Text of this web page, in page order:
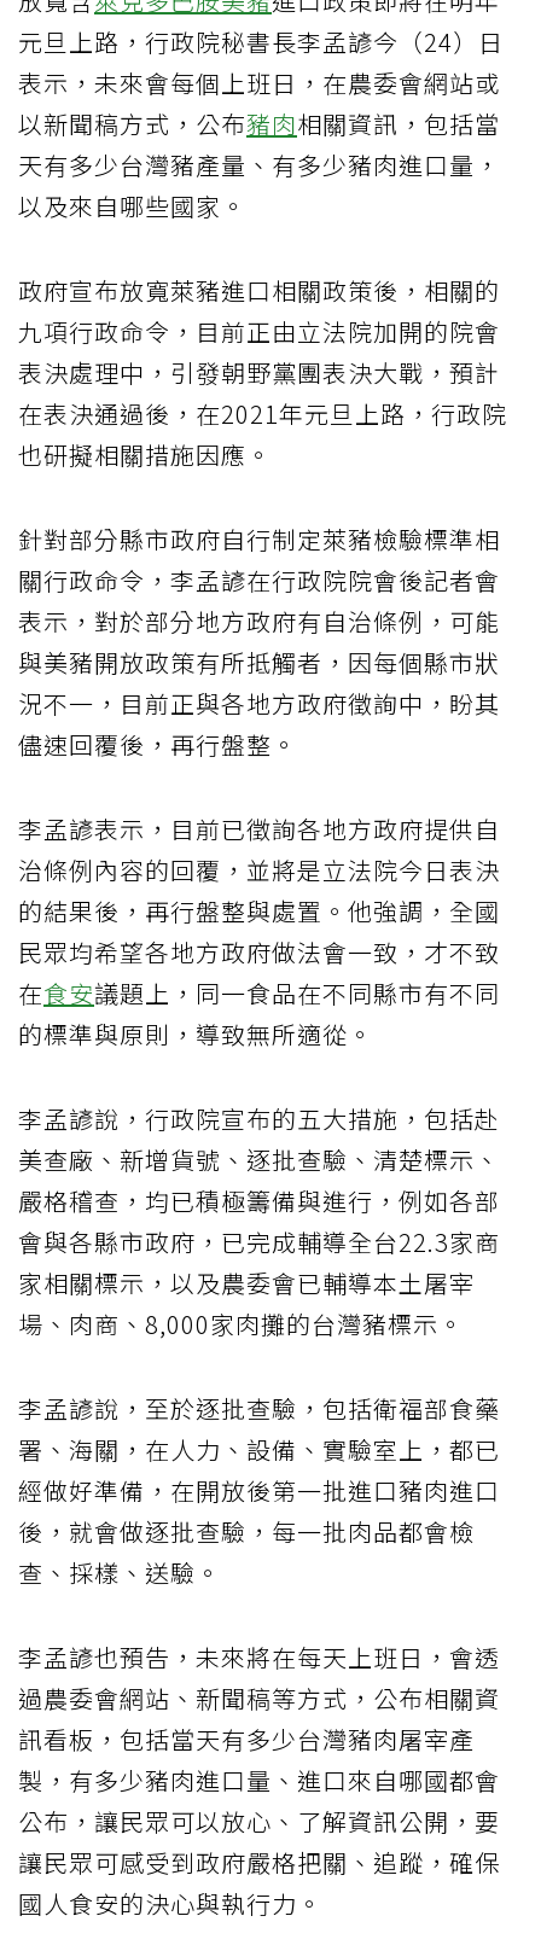
元旦上路，行政院秘書長李孟諺今（24）日
表示，未來會每個上班日，在農委會網站或
以新聞稿方式，公布豬肉相關資訊，包括當
天有多少台灣豬產量、有多少豬肉進口量，
以及來自哪些國家。
政府宣布放寬萊豬進口相關政策後，相關的
九項行政命令，目前正由立法院加開的院會
表決處理中，引發朝野黨團表決大戰，預計
在表決通過後，在2021年元旦上路，行政院
也研擬相關措施因應。
針對部分縣市政府自行制定萊豬檢驗標準相
關行政命令，李孟諺在行政院院會後記者會
表示，對於部分地方政府有自治條例，可能
與美豬開放政策有所抵觸者，因每個縣市狀
況不一，目前正與各地方政府徵詢中，盼其
儘速回覆後，再行盤整。
李孟諺表示，目前已徵詢各地方政府提供自
治條例內容的回覆，並將是立法院今日表決
的結果後，再行盤整與處置。他強調，全國
民眾均希望各地方政府做法會一致，才不致
在食安議題上，同一食品在不同縣市有不同
的標準與原則，導致無所適從。
李孟諺說，行政院宣布的五大措施，包括赴
美查廠、新增貨號、逐批查驗、清楚標示、
嚴格稽查，均已積極籌備與進行，例如各部
會與各縣市政府，已完成輔導全台22.3家商
家相關標示，以及農委會已輔導本土屠宰
場、肉商、8,000家肉攤的台灣豬標示。
李孟諺說，至於逐批查驗，包括衛福部食藥
署、海關，在人力、設備、實驗室上，都已
經做好準備，在開放後第一批進口豬肉進口
後，就會做逐批查驗，每一批肉品都會檢
查、採樣、送驗。
李孟諺也預告，未來將在每天上班日，會透
過農委會網站、新聞稿等方式，公布相關資
訊看板，包括當天有多少台灣豬肉屠宰產
製，有多少豬肉進口量、進口來自哪國都會
公布，讓民眾可以放心、了解資訊公開，要
讓民眾可感受到政府嚴格把關、追蹤，確保
國人食安的決心與執行力。